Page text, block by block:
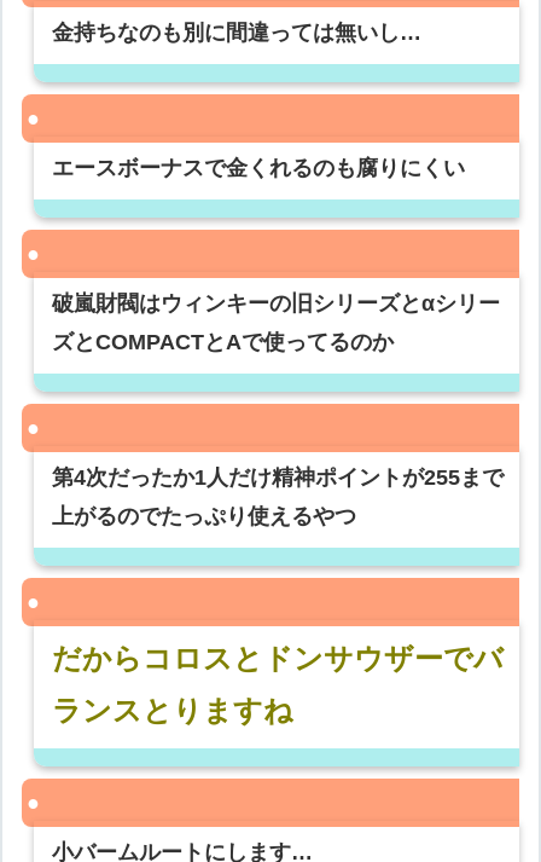
金持ちなのも別に間違っては無いし…
エースボーナスで金くれるのも腐りにくい
破嵐財閥はウィンキーの旧シリーズとαシリー
ズとCOMPACTとAで使ってるのか
第4次だったか1人だけ精神ポイントが255まで
上がるのでたっぷり使えるやつ
だからコロスとドンサウザーでバ
ランスとりますね
小バームルートにします…